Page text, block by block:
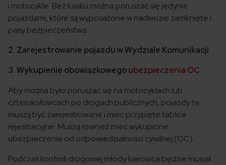
i motocykle. Bez kasku można poruszać się jedynie
pojazdami, które są wyposażone w nadwozie zamknięte i
pasy bezpieczeństwa
2. Zarejestrowanie pojazdu w Wydziale Komunikacji
3. Wykupienie obowiązkowegoubezpieczenia OC
Aby można było poruszać się na motocyklach lub
czterokołowcach po drogach publicznych, pojazdy te
muszą być zarejestrowane i mieć przypięte tablice
rejestracyjne. Muszą również mieć wykupione
ubezpieczenie od odpowiedzialności cywilnej (OC).
Podczas kontroli drogowej młody kierowca będzie musiał